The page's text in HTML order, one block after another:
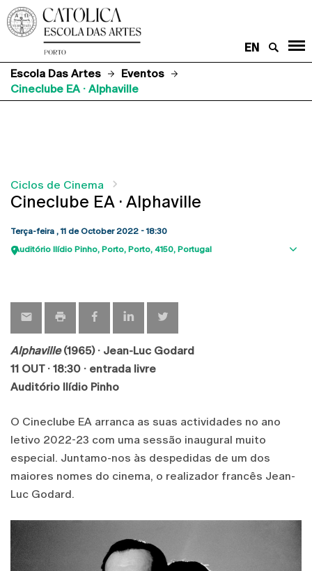
EN
Escola Das Artes
Eventos
Cineclube EA · Alphaville
Ciclos de Cinema
Cineclube EA · Alphaville
Terça-feira , 11 de October 2022 - 18:30
Auditório Ilídio Pinho Porto Porto 4150 Portugal
Alphaville(1965) · Jean-Luc Godard
11 OUT · 18:30 · entrada livre
Auditório Ilídio Pinho
O Cineclube EA arranca as suas actividades no ano
letivo 2022-23 com uma sessão inaugural muito
especial. Juntamo-nos às despedidas de um dos
maiores nomes do cinema, o realizador francês Jean-
Luc Godard.